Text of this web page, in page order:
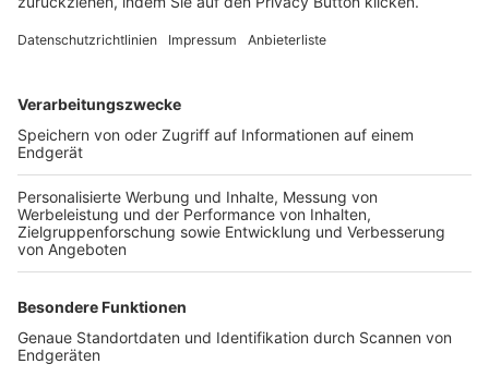
FOLGE DEM BFV
TOP-VEREINE
TOP-PARTNER